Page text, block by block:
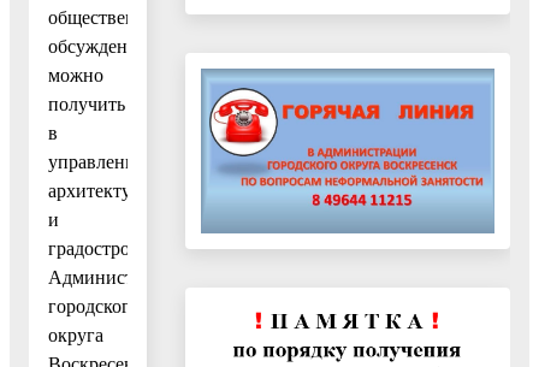
общественных
обсуждений
можно
получить
в
управлении
архитектуры
и
градостроительства
Администрации
городского
округа